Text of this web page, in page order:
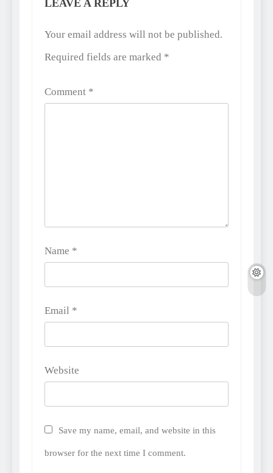
LEAVE A REPLY
Your email address will not be published.
Required fields are marked *
Comment *
Name *
Email *
Website
Save my name, email, and website in this
browser for the next time I comment.
Alternative: